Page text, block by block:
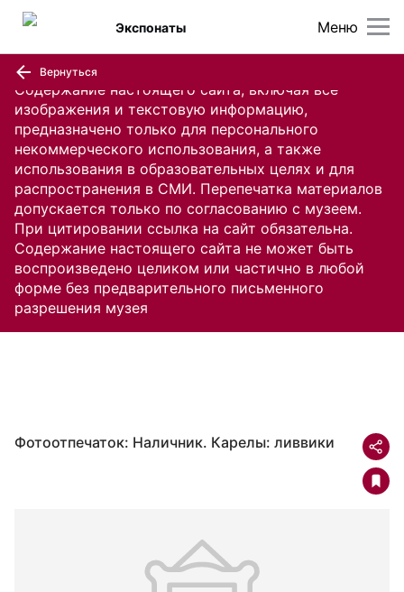
Содержание настоящего сайта, включая все
изображения и текстовую информацию,
предназначено только для персонального
некоммерческого использования, а также
использования в образовательных целях и для
распространения в СМИ. Перепечатка материалов
допускается только по согласованию с музеем.
При цитировании ссылка на сайт обязательна.
Содержание настоящего сайта не может быть
воспроизведено целиком или частично в любой
форме без предварительного письменного
разрешения музея
Меню
Экспонаты
Вернуться
Фотоотпечаток: Наличник. Карелы: ливвики